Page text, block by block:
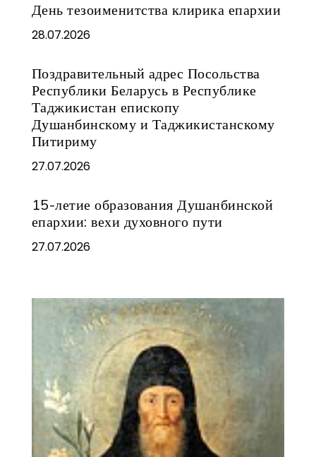
День тезоименитства клирика епархии
28.07.2026
Поздравительный адрес Посольства
Республики Беларусь в Республике
Таджикистан епископу
Душанбинскому и Таджикистанскому
Питириму
27.07.2026
15-летие образования Душанбинской
епархии: вехи духовного пути
27.07.2026